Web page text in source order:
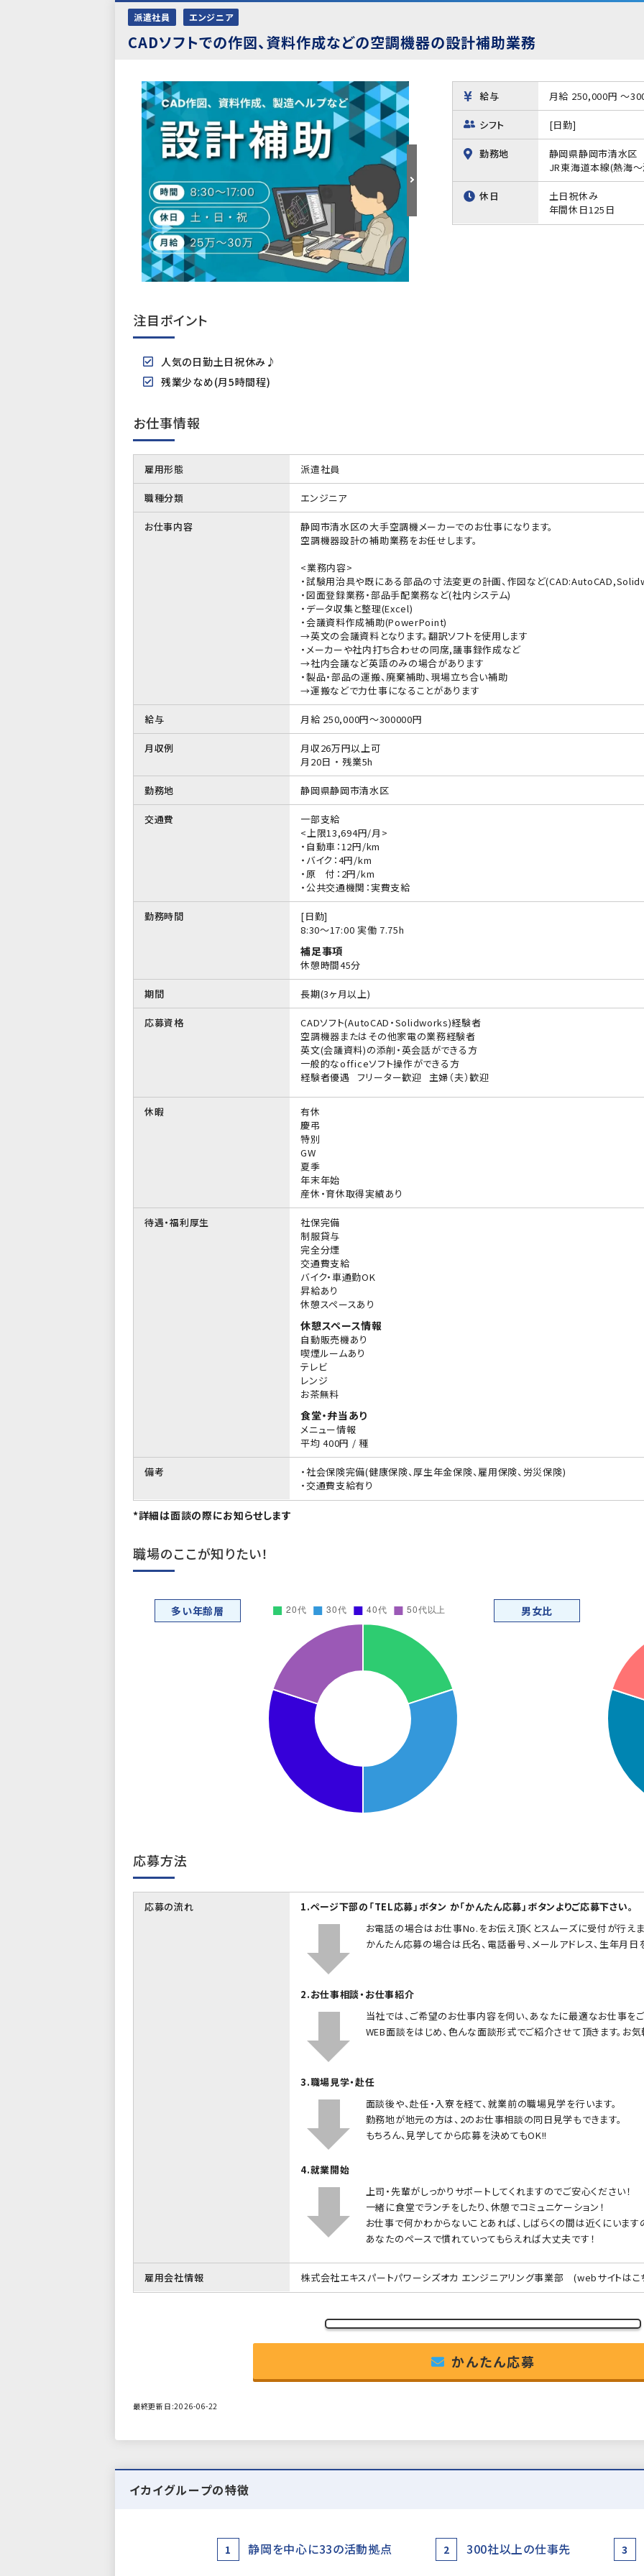
派遣社員 エンジニア
CADソフトでの作図、資料作成などの空調機器の設計補助業務
給与 月給 250,000円 ～
シフト [日勤]
勤務地
静岡県静岡市清水区
JR東海道本線(熱海
休日
土日祝休み
年間休日125日
注目ポイント
人気の日勤土日祝休み♪
残業少なめ(月5時間程)
お仕事情報
雇用形態 派遣社員
職種分類 エンジニア
お仕事内容
静岡市清水区の大手空調機メーカーでのお仕事になります。
空調機器設計の補助業務をお任せします。
<業務内容>
・試験用治具や既にある部品の寸法変更の計画、作図など
・図面登録業務・部品手配業務など(社内システム)
・データ収集と整理(Excel)
・会議資料作成補助(PowerPoint)
→英文の会議資料となります。翻訳ソフトを使用します
・メーカーや社内打ち合わせの同席,議事録作成など
→社内会議など英語のみの場合があります
・製品・部品の運搬、廃棄補助、現場立ち合い補助
→運搬などで力仕事になることがあります
給与 月給 250,000円～300000円
月収例
月収26万円以上可
月20日 ・ 残業5h
勤務地 静岡県静岡市清水区
交通費
一部支給
<上限13,694円/月>
・自動車：12円/km
・バイク：4円/km
・原 付：2円/km
・公共交通機関：実費支給
勤務時間
[日勤]
8:30〜17:00 実働 7.75h
補足事項
休憩時間45分
期間 長期(3ヶ月以上)
応募資格
CADソフト(AutoCAD・Solidworks)経験者
空調機器またはその他家電の業務経験者
英文(会議資料)の添削・英会話ができる方
一般的なofficeソフト操作ができる方
経験者優遇
フリーター歓迎 主婦（夫）歓迎
休暇
有休
慶弔
特別
GW
夏季
年末年始
産休・育休取得実績あり
待遇・福利厚生
社保完備
制服貸与
完全分煙
交通費支給
バイク・車通勤OK
昇給あり
休憩スペースあり
休憩スペース情報
自動販売機あり
喫煙ルームあり
テレビ
レンジ
お茶無料
食堂・弁当あり
メニュー情報
平均 400円 / 種
備考
・社会保険完備(健康保険、厚生年金保険、雇用保険、労災保険)
・交通費支給有り
*詳細は面談の際にお知らせします
職場のここが知りたい！
多い年齢層 男女比
応募方法
応募の流れ
1.ページ下部の「TEL応募」ボタン か「かんたん応募」ボタンよりご応募下さい。
お電話の場合はお仕事No.をお伝え頂くとスムーズに受付が行えま
かんたん応募の場合は氏名、電話番号、メールアドレス、生年月日
2.お仕事相談・お仕事紹介
当社では、ご希望のお仕事内容を伺い、あなたに最適なお仕事を
WEB面談をはじめ、色んな面談形式でご紹介させて頂きます。お
3.職場見学・赴任
面談後や、赴任・入寮を経て、就業前の職場見学を行います。
勤務地が地元の方は、2のお仕事相談の同日見学もできます。
もちろん、見学してから応募を決めてもOK!!
4.就業開始
上司・先輩がしっかりサポートしてくれますのでご安心ください！
一緒に食堂でランチをしたり、休憩でコミュニケーション！
お仕事で何かわからないことあれば、しばらくの間は近くにいます
あなたのペースで慣れていってもらえれば大丈夫です！
雇用会社情報 株式会社エキスパートパワーシズオカ エンジニアリング事業部(webサイトはこ
かんたん応募
最終更新日:2026-06-22
イカイグループの特徴
1 静岡を中心に33の活動拠点 2 300社以上の仕事先 3